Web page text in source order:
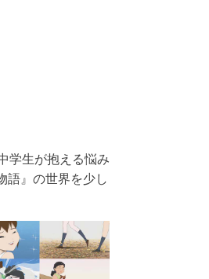
学生が抱える悩み
語』の世界を少し